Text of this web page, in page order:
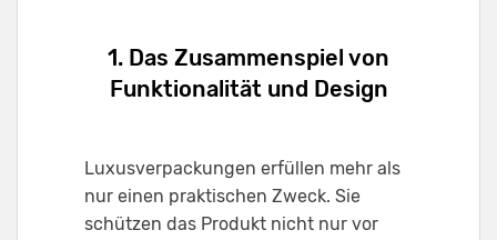
1. Das Zusammenspiel von
Funktionalität und Design
Luxusverpackungen erfüllen mehr als
nur einen praktischen Zweck. Sie
schützen das Produkt nicht nur vor